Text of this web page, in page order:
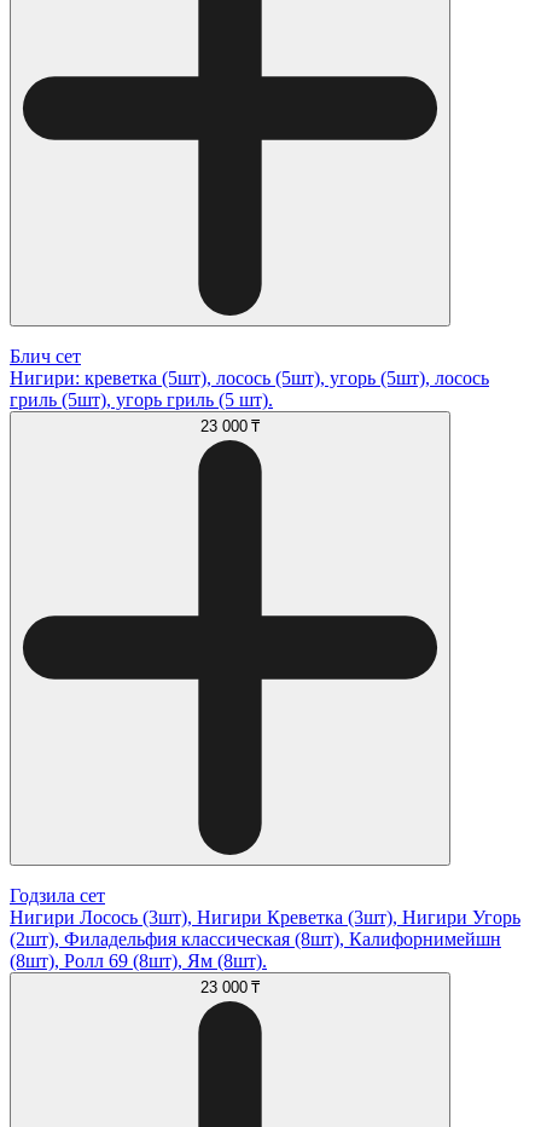
Блич сет
Нигири: креветка (5шт), лосось (5шт), угорь (5шт), лосось
гриль (5шт), угорь гриль (5 шт).
23 000 ₸
Годзила сет
Нигири Лосось (3шт), Нигири Креветка (3шт), Нигири Угорь
(2шт), Филадельфия классическая (8шт), Калифорнимейшн
(8шт), Ролл 69 (8шт), Ям (8шт).
23 000 ₸